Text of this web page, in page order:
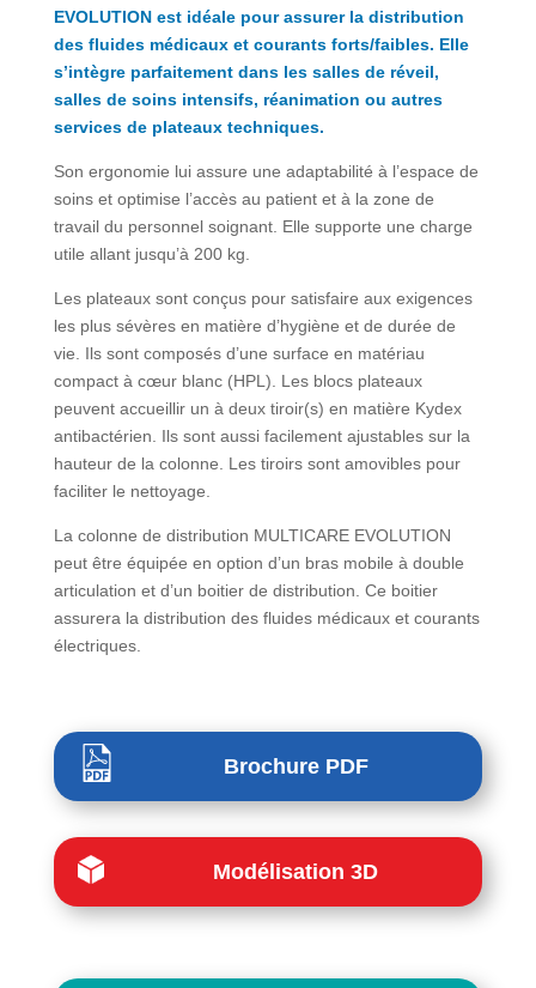
EVOLUTION est idéale pour assurer la distribution
des fluides médicaux et courants forts/faibles. Elle
s’intègre parfaitement dans les salles de réveil,
salles de soins intensifs, réanimation ou autres
services de plateaux techniques.
Son ergonomie lui assure une adaptabilité à l’espace de
soins et optimise l’accès au patient et à la zone de
travail du personnel soignant. Elle supporte une charge
utile allant jusqu’à 200 kg.
Les plateaux sont conçus pour satisfaire aux exigences
les plus sévères en matière d’hygiène et de durée de
vie. Ils sont composés d’une surface en matériau
compact à cœur blanc (HPL). Les blocs plateaux
peuvent accueillir un à deux tiroir(s) en matière Kydex
antibactérien. Ils sont aussi facilement ajustables sur la
hauteur de la colonne. Les tiroirs sont amovibles pour
faciliter le nettoyage.
La colonne de distribution MULTICARE EVOLUTION
peut être équipée en option d’un bras mobile à double
articulation et d’un boitier de distribution. Ce boitier
assurera la distribution des fluides médicaux et courants
électriques.
Brochure PDF
Modélisation 3D